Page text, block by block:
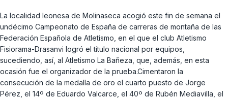
La localidad leonesa de Molinaseca acogió este fin de semana el
undécimo Campeonato de España de carreras de montaña de las
Federación Española de Atletismo, en el que el club Atletismo
Fisiorama-Drasanvi logró el título nacional por equipos,
sucediendo, así, al Atletismo La Bañeza, que, además, en esta
ocasión fue el organizador de la prueba.Cimentaron la
consecución de la medalla de oro el cuarto puesto de Jorge
Pérez, el 14º de Eduardo Valcarce, el 40º de Rubén Mediavilla, el